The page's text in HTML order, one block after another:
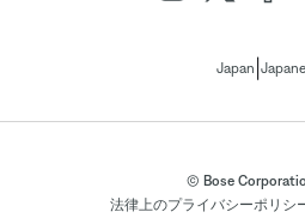
Japan
© Bose
法律上のプライバシーポリシ